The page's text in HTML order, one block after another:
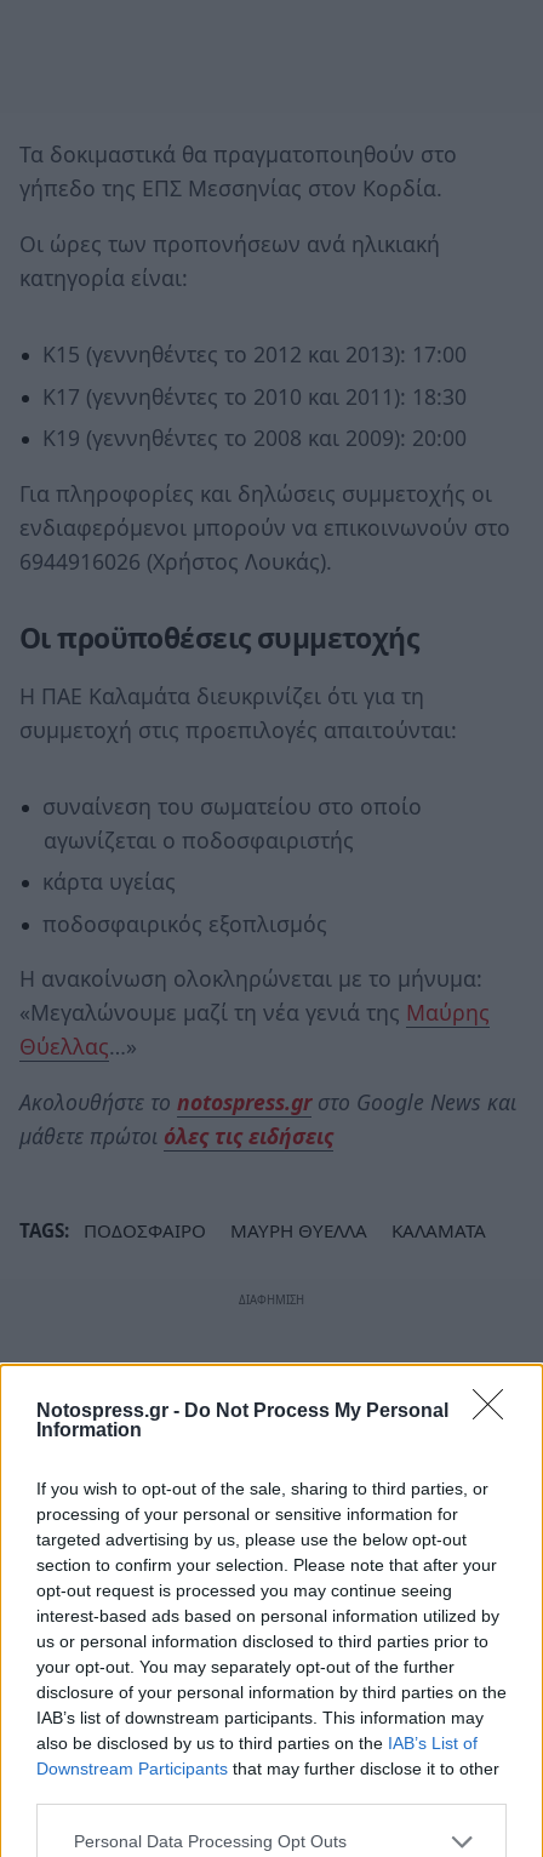
Notospress.gr - Do Not Process My Personal
Information
If you wish to opt-out of the sale, sharing to third parties, or
processing of your personal or sensitive information for
targeted advertising by us, please use the below opt-out
section to confirm your selection. Please note that after your
opt-out request is processed you may continue seeing
interest-based ads based on personal information utilized by
us or personal information disclosed to third parties prior to
your opt-out. You may separately opt-out of the further
disclosure of your personal information by third parties on the
IAB’s list of downstream participants. This information may
also be disclosed by us to third parties on the IAB’s List of
Downstream Participants that may further disclose it to other
Personal Data Processing Opt Outs
Τα δοκιμαστικά θα πραγματοποιηθούν στο
γήπεδο της ΕΠΣ Μεσσηνίας στον Κορδία.
Οι ώρες των προπονήσεων ανά ηλικιακή
κατηγορία είναι:
Κ15 (γεννηθέντες το 2012 και 2013): 17:00
Κ17 (γεννηθέντες το 2010 και 2011): 18:30
Κ19 (γεννηθέντες το 2008 και 2009): 20:00
Για πληροφορίες και δηλώσεις συμμετοχής οι
ενδιαφερόμενοι μπορούν να επικοινωνούν στο
6944916026 (Χρήστος Λουκάς).
Οι προϋποθέσεις συμμετοχής
Η ΠΑΕ Καλαμάτα διευκρινίζει ότι για τη
συμμετοχή στις προεπιλογές απαιτούνται:
συναίνεση του σωματείου στο οποίο
αγωνίζεται ο ποδοσφαιριστής
κάρτα υγείας
ποδοσφαιρικός εξοπλισμός
Η ανακοίνωση ολοκληρώνεται με το μήνυμα:
«Μεγαλώνουμε μαζί τη νέα γενιά της Μαύρης
Θύελλας…»
Ακολουθήστε το notospress.grστο Google News και
μάθετε πρώτοι όλες τις ειδήσεις
TAGS: ΠΟΔΟΣΦΑΙΡΟ ΜΑΥΡΗ ΘΥΕΛΛΑ ΚΑΛΑΜΑΤΑ